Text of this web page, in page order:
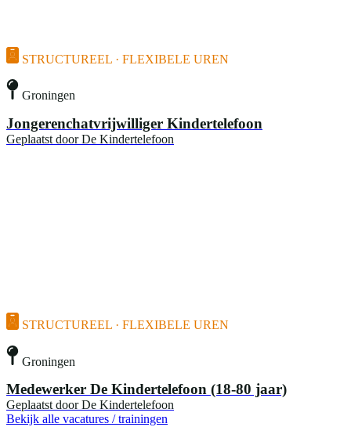
STRUCTUREEL · FLEXIBELE UREN
Groningen
Jongerenchatvrijwilliger Kindertelefoon
Geplaatst door De Kindertelefoon
STRUCTUREEL · FLEXIBELE UREN
Groningen
Medewerker De Kindertelefoon (18-80 jaar)
Geplaatst door De Kindertelefoon
Bekijk alle vacatures / trainingen